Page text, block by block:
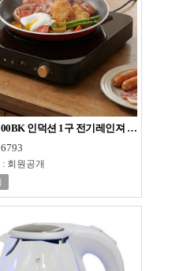
전자 인덕션 1구 전기레인져 블랙 강력화
: 회원공개